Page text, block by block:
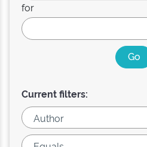
for
Current filters: